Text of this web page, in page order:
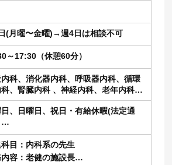
(月曜〜金曜)→週4日は相談不可
～17:30（休憩60分）
科、消化器内科、呼吸器内科、循環
、腎臓内科 、神経内科、老年内科、
代謝科、糖尿病科 、血液内科 、リウ
原病内科、心療内科、総合内科、そ
内科科目
、日曜日、祝日・有給休暇(法定通
目：内科系の先生
容：老健の施設長